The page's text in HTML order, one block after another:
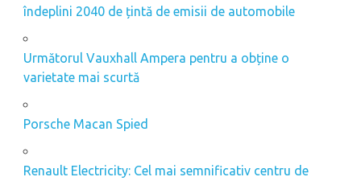
îndeplini 2040 de țintă de emisii de automobile
Următorul Vauxhall Ampera pentru a obține o
varietate mai scurtă
Porsche Macan Spied
Renault Electricity: Cel mai semnificativ centru de